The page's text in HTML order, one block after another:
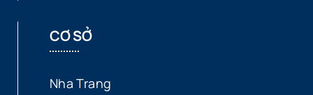
CƠ SỞ
Nha Trang